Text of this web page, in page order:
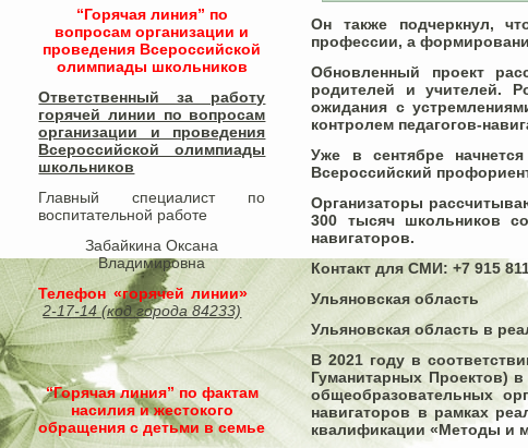
“Горячая линия” по
вопросам организации и
проведения Всероссийской
олимпиады школьников
Ответственный за работу
горячей линии по вопросам
организации и проведения
Всероссийской олимпиады
школьников​
Главный специалист по
воспитательной работе
Забайкина Оксана
Владимировна
Телефон «горячей линии»
2-17-14 (код города 84233)
“Горячая линия” по фактам
насилия и жестокого
обращения с детьми в семье
Он также подчеркнул,
профессии, а
Обновленный проект
родителей и учителей.
ожидания с
контролем педагогов-
Уже в сентябре
Всероссийский
Организаторы
300 тысяч школьников
навигаторов.
Контакт для СМИ: +7 915
Ульяновская область
Ульяновская область в
В 2021 году в
Гуманитарных Проектов)
общеобразовательных
навигаторов в рамках
квалификации «Методы и